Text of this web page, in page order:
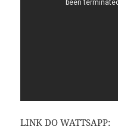
LINK DO WATTSAPP: